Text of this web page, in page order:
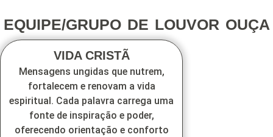
EQUIPE/GRUPO DE LOUVOR OUÇA
VIDA CRISTÃ
Mensagens ungidas que nutrem,
fortalecem e renovam a vida
espiritual. Cada palavra carrega uma
fonte de inspiração e poder,
oferecendo orientação e conforto